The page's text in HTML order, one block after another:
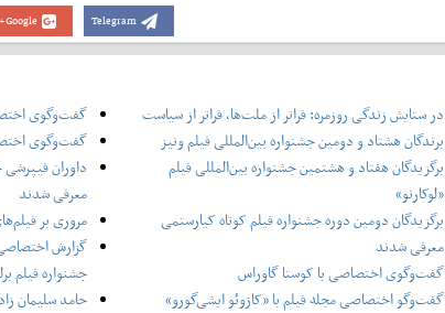
Google+ Telegram
در ستایش زندگی روزمره: فراتر از ملت‌ها، فراتر از سیاست
برندگان هشتاد و دومین جشنواره بین‌المللی فیلم ونیز
برگزیدگان هفتاد و هشتمین جشنواره بین‌المللی فیلم
«لوکارنو»
برگزیدگان دومین دوره جشنواره فیلم کوتاه کیارستمی
معرفی شدند
گفت‌وگوی اختصاصی با کوستا گاوراس
گفت‌وگو اختصاصی مجله فیلم با «کازوئو ایشی‌گورو»
گفت‌وگوی
گفت‌وگوی
داوران فیپرشی
معرفی شدند
مروری بر فیلم‌های
گزارش
جشنواره فیلم
حامد سلیمان